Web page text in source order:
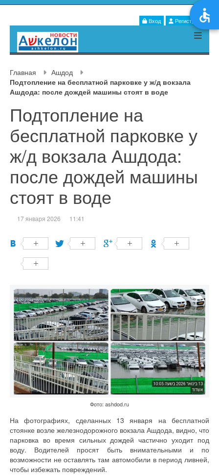
Вход Регистрация
Главная
Ашдод
Подтопление на бесплатной парковке у ж/д вокзала
Ашдода: после дождей машины стоят в воде
Подтопление на
бесплатной парковке у
ж/д вокзала Ашдода:
после дождей машины
стоят в воде
17 января 2026 11:41
Фото: ashdod.ru
На фотографиях, сделанных 13 января на бесплатной
стоянке возле железнодорожного вокзала Ашдода, видно, что
парковка во время сильных дождей частично уходит под
воду. Водителей просят быть внимательными и по
возможности не оставлять там автомобили в период ливней,
чтобы избежать повреждений.